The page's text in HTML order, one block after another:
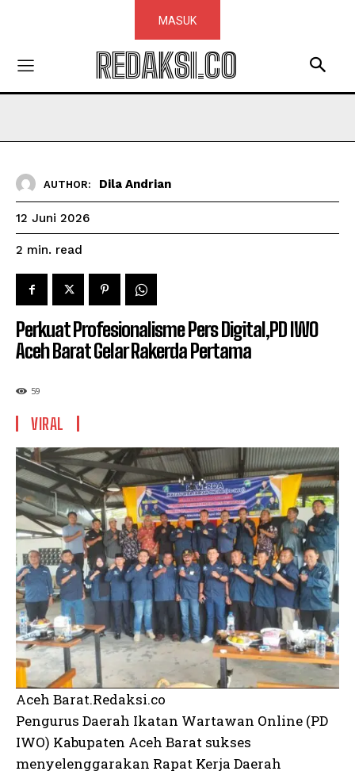
MASUK
REDAKSI.CO
AUTHOR: Dila Andrian
12 Juni 2026
2 min. read
Perkuat Profesionalisme Pers Digital,PD IWO
Aceh Barat Gelar Rakerda Pertama
59
VIRAL
Aceh Barat.Redaksi.co
Pengurus Daerah Ikatan Wartawan Online (PD
IWO) Kabupaten Aceh Barat sukses
menyelenggarakan Rapat Kerja Daerah